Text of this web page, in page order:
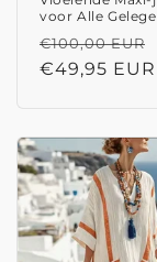
voor Alle
Normale
prijs
€100,00 EUR
€49,95 EUR